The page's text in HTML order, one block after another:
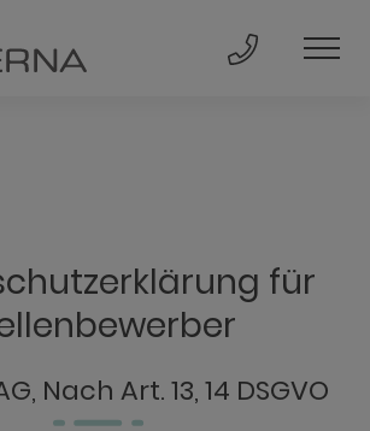
Direkt
für
Nach Art. 13, 14 DSGVO